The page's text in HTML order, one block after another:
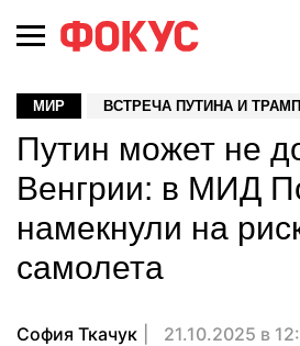
МИР ВСТРЕЧА ПУТИНА И
Путин может не
Венгрии: в МИД
намекнули на
самолета
София Ткачук 21.10.2025 в